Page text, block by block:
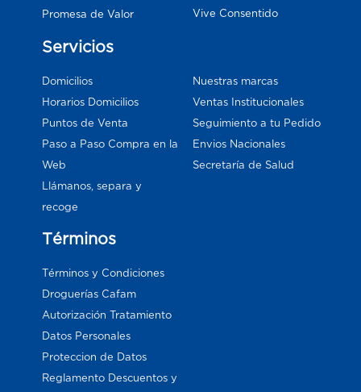
Promesa de Valor
Vive Consentido
Servicios
Domicilios
Horarios Domicilios
Puntos de Venta
Paso a Paso Compra en la
Web
Llámanos, separa y
recoge
Nuestras marcas
Ventas Institucionales
Seguimiento a tu Pedido
Envios Nacionales
Secretaría de Salud
Términos
Términos y Condiciones
Droguerías Cafam
Autorización Tratamiento
Datos Personales
Proteccion de Datos
Reglamento Descuentos y